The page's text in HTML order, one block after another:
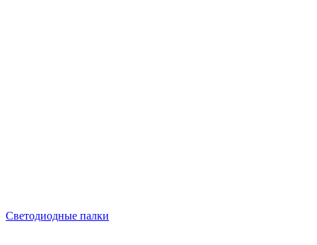
Светодиодные палки